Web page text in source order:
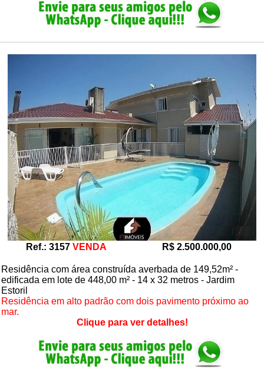
Ref.: 3157 VENDA R$ 2.500.000,00
Residência com área construída averbada de 149,52m² -
edificada em lote de 448,00 m² - 14 x 32 metros - Jardim
Estoril
Residência em alto padrão com dois pavimento próximo ao
mar.
Clique para ver detalhes!